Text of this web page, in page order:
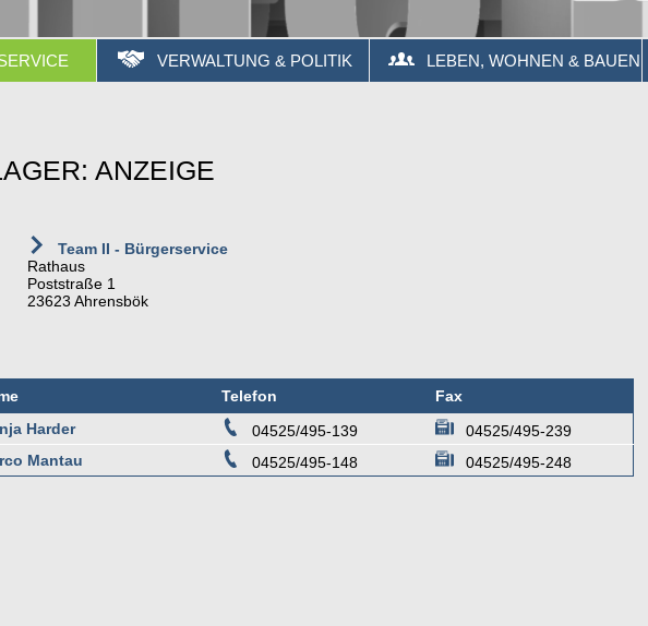
VERWALTUNG & POLITIK LEBEN, WOHNEN & BAUEN
ANZEIGE
Team II - Bürgerservice
Rathaus
Poststraße 1
23623 Ahrensbök
Telefon
Fax
Harder
04525/495-139
04525/495-239
Mantau
04525/495-148 04525/495-248